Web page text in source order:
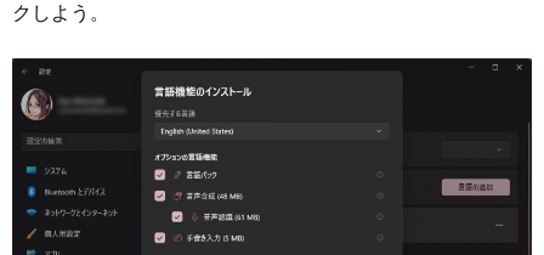
クしよう。